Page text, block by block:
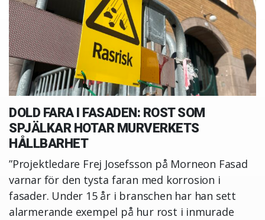
DOLD FARA I FASADEN: ROST SOM
SPJÄLKAR HOTAR MURVERKETS
HÅLLBARHET
”Projektledare Frej Josefsson på Morneon Fasad
varnar för den tysta faran med korrosion i
fasader. Under 15 år i branschen har han sett
alarmerande exempel på hur rost i inmurade